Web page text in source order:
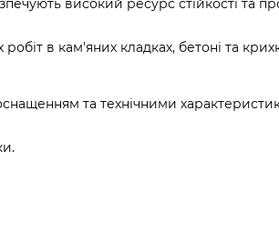
високий ресурс стійкості та
в кам'яних кладках, бетоні та
та технічними